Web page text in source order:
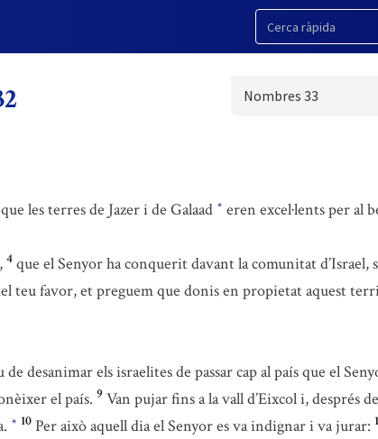
Nombres 33
les terres de Jazer i de Galaad * eren excel·lents per al
4 que el Senyor ha conquerit davant la comunitat d’Israel,
teu favor, et preguem que donis en propietat aquest
de desanimar els israelites de passar cap al país que el
el país. 9 Van pujar fins a la vall d’Eixcol i, després
* 10 Per això aquell dia el Senyor es va indignar i va jurar: